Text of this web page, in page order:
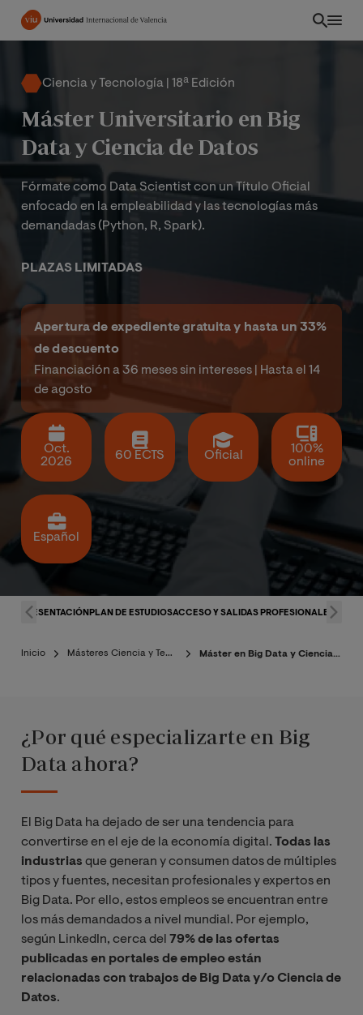
Pasar
ES
Ciencia y Tecnología | 18ª Edición
Máster Universitario en Big
Data y Ciencia de Datos
Fórmate como Data Scientist con un Título Oficial
enfocado en la empleabilidad y las tecnologías más
demandadas (Python, R, Spark).
PLAZAS LIMITADAS
Oct.
2026
60 ECTS Oficial
100%
online
Español
Apertura de expediente gratuita y hasta un 33%
de descuento
Financiación a 36 meses sin intereses | Hasta el 14
de agosto
PRESENTACIÓN PLAN DE ESTUDIOSACCESO Y SALIDAS PROFESIONALES
Inicio Másteres Ciencia y Tecnología Máster en Big Data y Ciencia de Datos
¿Por qué especializarte en Big
Data ahora?
El Big Data ha dejado de ser una tendencia para
convertirse en el eje de la economía digital. Todas las
industrias que generan y consumen datos de múltiples
tipos y fuentes, necesitan profesionales y expertos en
Big Data. Por ello, estos empleos se encuentran entre
los más demandados a nivel mundial. Por ejemplo,
según LinkedIn, cerca del 79% de las ofertas
publicadas en portales de empleo están
relacionadas con trabajos de Big Data y/o Ciencia de
Datos.